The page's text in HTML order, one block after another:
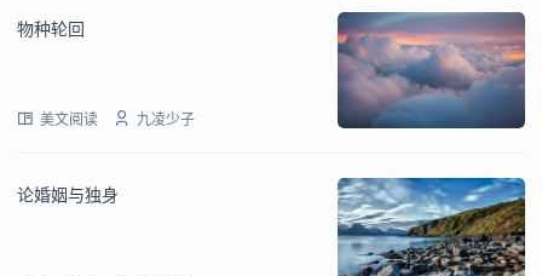
物种轮回
美文阅读 九凌少子
论婚姻与独身